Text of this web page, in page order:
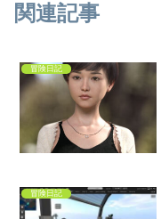
関連記事
冒険日記
冒険日記